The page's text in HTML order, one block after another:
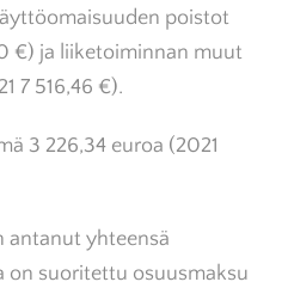
poistot
€) ja liiketoiminnan muut
7 516,46 €).
3 226,34 euroa (2021
antanut yhteensä
on suoritettu osuusmaksu